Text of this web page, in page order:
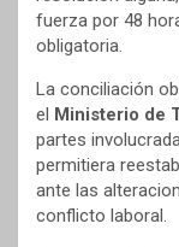
fuerza por 48
obligatoria.
La conciliación
el Ministerio de
partes
permitiera
ante las
conflicto laboral.